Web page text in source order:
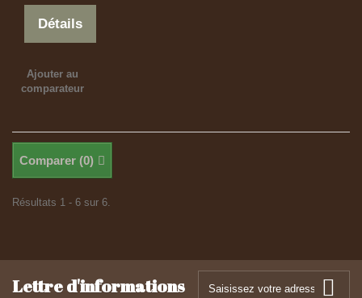
Détails
Ajouter au
comparateur
Comparer (0)
Résultats 1 - 6 sur 6.
Lettre d'informations